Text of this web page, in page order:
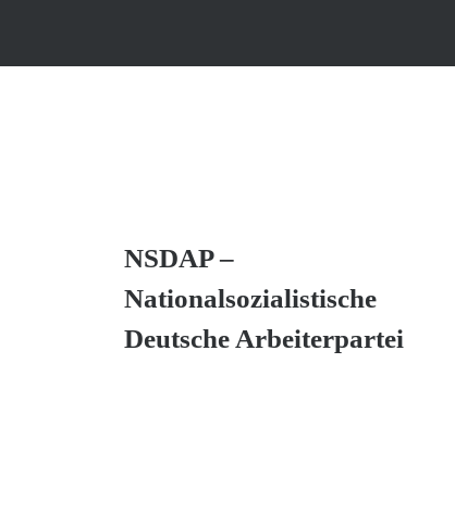
content
NSDAP –
Nationalsozialistische
Deutsche Arbeiterpartei